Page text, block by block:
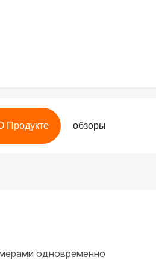
Продукте обзоры
одновременно